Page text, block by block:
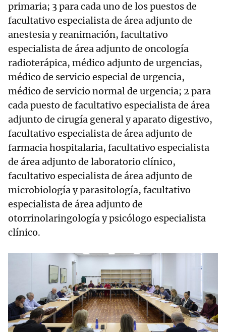
primaria; 3 para cada uno de los puestos de
facultativo especialista de área adjunto de
anestesia y reanimación, facultativo
especialista de área adjunto de oncología
radioterápica, médico adjunto de urgencias,
médico de servicio especial de urgencia,
médico de servicio normal de urgencia; 2 para
cada puesto de facultativo especialista de área
adjunto de cirugía general y aparato digestivo,
facultativo especialista de área adjunto de
farmacia hospitalaria, facultativo especialista
de área adjunto de laboratorio clínico,
facultativo especialista de área adjunto de
microbiología y parasitología, facultativo
especialista de área adjunto de
otorrinolaringología y psicólogo especialista
clínico.